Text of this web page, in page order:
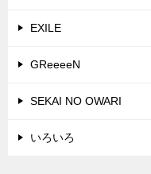
EXILE
GReeeeN
SEKAI NO OWARI
いろいろ